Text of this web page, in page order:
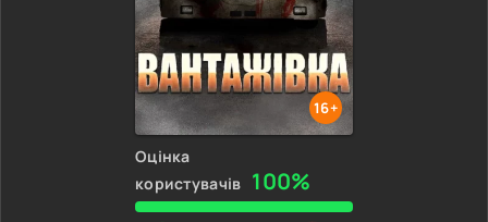
16+
Оцінка
користувачів 100%